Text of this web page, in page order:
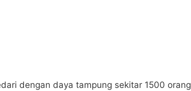
dengan daya tampung sekitar 1500 orang